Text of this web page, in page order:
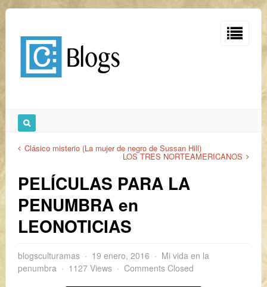
Clásico misterio (La mujer de negro de Sussan Hill)
LOS TRES NORTEAMERICANOS
PELÍCULAS PARA LA
PENUMBRA en
LEONOTICIAS
blogsculturamas 19 enero, 2016
Mi vida en la
penumbra
1127 Views Comments Closed